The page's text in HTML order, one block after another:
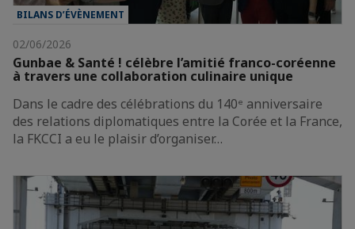
BILANS D’ÉVÈNEMENT
02/06/2026
Gunbae & Santé ! célèbre l’amitié franco-coréenne
à travers une collaboration culinaire unique
Dans le cadre des célébrations du 140ᵉ anniversaire
des relations diplomatiques entre la Corée et la France,
la FKCCI a eu le plaisir d’organiser…